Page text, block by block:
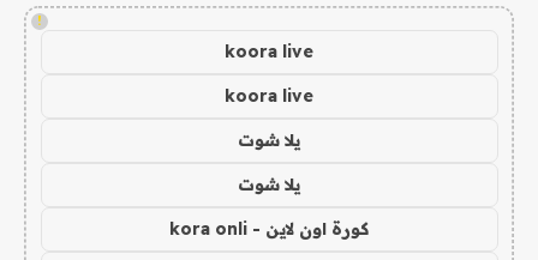
!
koora live
koora live
يلا شوت
يلا شوت
كورة اون لاين - kora onli